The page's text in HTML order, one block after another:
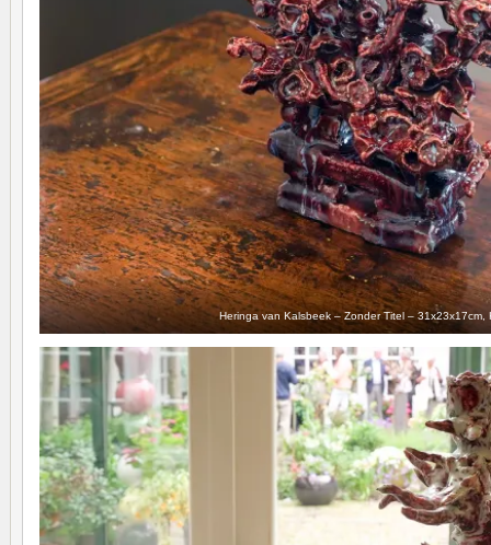
Heringa van Kalsbeek – Zonder Titel – 31x23x17cm,